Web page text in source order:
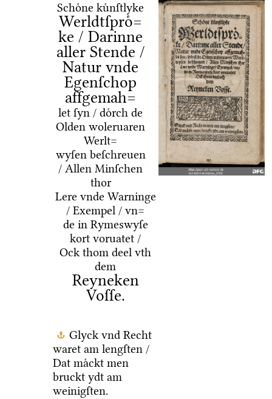
Schoͤne kuͤnſtlyke
Werldtſproͤ=
ke / Darinne
aller Stende /
Natur vnde
Egenſchop
affgemah=
let ſyn / doͤrch de
Olden woleruaren
Werlt=
wyſen beſchreuen
/ Allen Minſchen
thor
Lere vnde Warninge
/ Exempel / vn=
de in Rymeswyſe
kort voruatet /
Ock thom deel vth
dem
Reyneken
Voſſe.
Glyck vnd Recht
waret am lengſten /
Dat maͤckt men
bruckt ydt am
weinigſten.